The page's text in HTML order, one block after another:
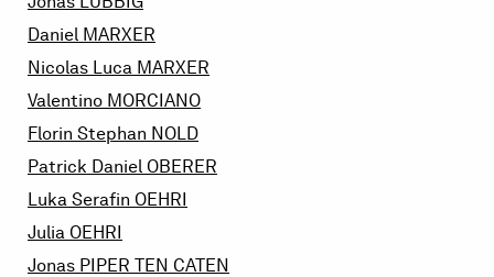
Daniel MARXER
Nicolas Luca MARXER
Valentino MORCIANO
Florin Stephan NOLD
Patrick Daniel OBERER
Luka Serafin OEHRI
Julia OEHRI
Jonas PIPER TEN CATEN